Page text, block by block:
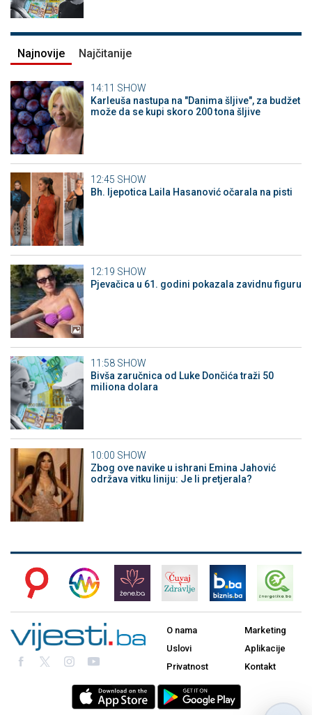
Najnovije Najčitanije
14:11 SHOW
Karleuša nastupa na "Danima šljive", za budžet
može da se kupi skoro 200 tona šljive
12:45 SHOW
Bh. ljepotica Laila Hasanović očarala na pisti
12:19 SHOW
Pjevačica u 61. godini pokazala zavidnu figuru
11:58 SHOW
Bivša zaručnica od Luke Dončića traži 50
miliona dolara
10:00 SHOW
Zbog ove navike u ishrani Emina Jahović
održava vitku liniju: Je li pretjerala?
O nama
Uslovi
Privatnost
Marketing
Aplikacije
Kontakt